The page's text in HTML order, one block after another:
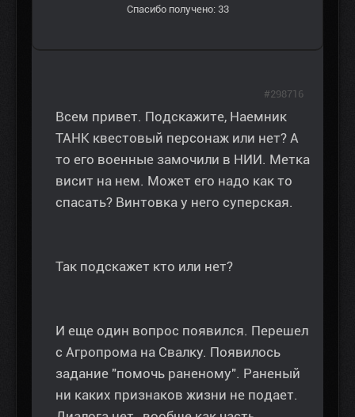
Спасибо получено: 33
Всем привет. Подскажите, Наемник
ТАНК квестовый персонаж или нет? А
то его военные замочили в НИИ. Метка
висит на нем. Может его надо как то
спасать? Винтовка у него суперская.
Так подскажет кто или нет?
И еще один вопрос появился. Перешел
с Агропрома на Свалку. Появилось
задание "помочь раненому". Раненый
ни каких признаков жизни не подает.
#298716